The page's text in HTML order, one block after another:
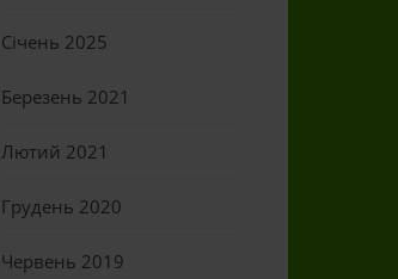
Січень 2025
Березень 2021
Лютий 2021
Грудень 2020
Червень 2019